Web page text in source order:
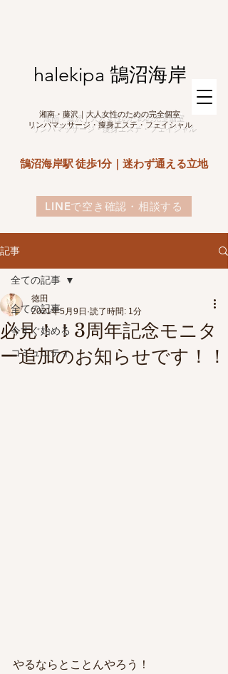
湘南・藤沢｜大人女性のための完全個室
リンパマッサージ・痩身エステ・フェイシャル
鵠沼海岸駅 徒歩1分｜迷わず通える立地
LINEで空き確認・相談する
halekipa 鵠沼海岸
記事
全ての記事
今すぐ始める
コミュニティ
全ての記事
必見！！3周年記念モニタ
ー追加のお知らせです！！
徳田
2021年5月9日 読了時間: 1分
やるならとことんやろう！